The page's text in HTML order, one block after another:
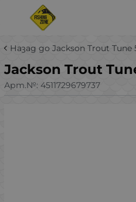
Назад до Jackson Trout
Jackson Trout
Арт.№: 4511729679737